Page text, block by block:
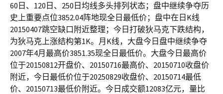
60日、120日、250日均线多头排列状态；盘中继续争夺历
史上重要点位3852.04阵地现全日最低价；盘中在日K线
20150407跳空缺口附近整理；今日打破狄马克下跌结构，
为狄马克上涨结构第1K。月K线，大盘今日盘中继续争夺
2007年4月最高价3851.35现全日最低价。大盘今日最高价
位于20150812开盘价、20150716最高价、20150710收盘价
附近，今日最低价位于20250829收盘价、20150714最低
价、20150713最低价附近。今日成交额12083亿元，量比